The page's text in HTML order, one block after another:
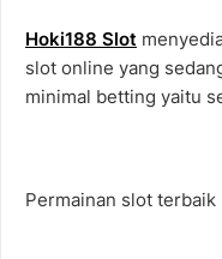
Hoki188 Slot
slot online yang
minimal betting yaitu
Permainan slot